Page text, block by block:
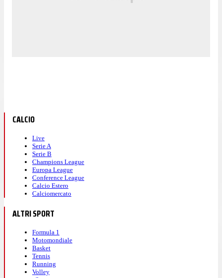
CALCIO
Live
Serie A
Serie B
Champions League
Europa League
Conference League
Calcio Estero
Calciomercato
ALTRI SPORT
Formula 1
Motomondiale
Basket
Tennis
Running
Volley